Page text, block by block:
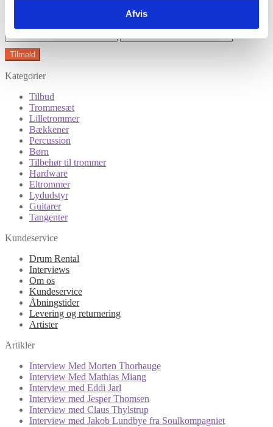
Afvis
Kategorier
Tilbud
Trommesæt
Lilletrommer
Bækkener
Percussion
Børn
Tilbehør til trommer
Hardware
Eltrommer
Lydudstyr
Guitarer
Tangenter
Kundeservice
Drum Rental
Interviews
Om os
Kundeservice
Åbningstider
Levering og returnering
Artister
Artikler
Interview Med Morten Thorhauge
Interview Med Mathias Miang
Interview med Eddi Jarl
Interview med Jesper Thomsen
Interview med Claus Thylstrup
Interview med Jakob Lundbye fra Soulkompagniet